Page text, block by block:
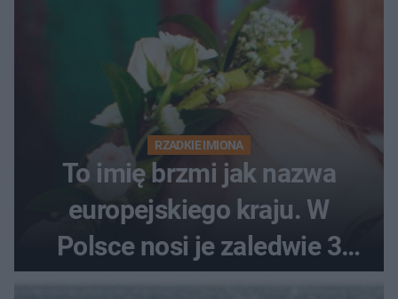
RZADKIE IMIONA
To imię brzmi jak nazwa
europejskiego kraju. W
Polsce nosi je zaledwie 3
kobiety